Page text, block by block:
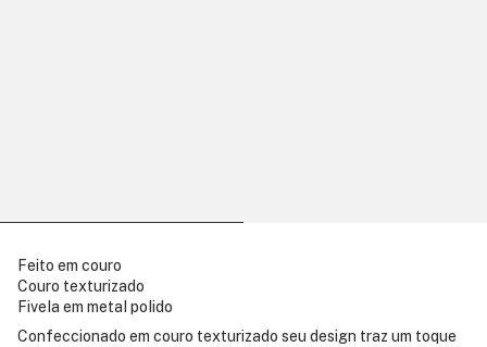
Feito em couro
Couro texturizado
Fivela em metal polido
Confeccionado em couro texturizado seu design traz um toque